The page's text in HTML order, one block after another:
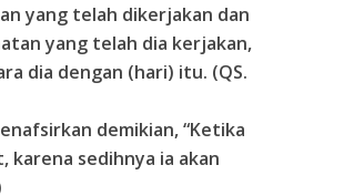
yang telah dikerjakan dan
yang telah dia kerjakan,
dia dengan (hari) itu. (QS.
demikian, “Ketika
karena sedihnya ia akan